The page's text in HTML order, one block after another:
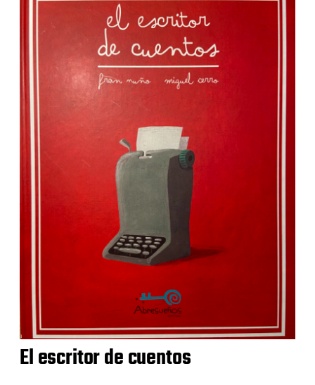
El escritor de cuentos